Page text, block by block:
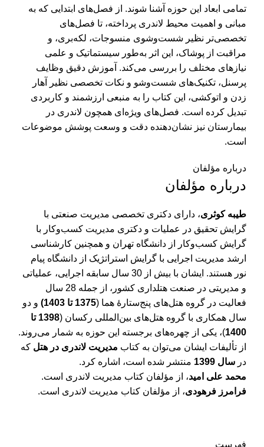
تمامی ابعاد این حوزه آشنا شوند. از فصل‌های ابتدایی که به
مبانی و اهمیت محیط لاندری پرداخته، تا فصل‌های
تخصصی‌تر نظیر شست‌وشوی منسوجات، لکه‌بری، و
مراقبت از پوشاک، این اثر به‌طور سیستماتیک و علمی
نیازهای مختلف را بررسی می‌کند. آموزش دقیق وظایف
پرسنل، تکنیک‌های شست‌وشو و نکات تخصصی نظیر آهار
زدن و اتوکشی، این کتاب را به منبعی ارزشمند و کاربردی
تبدیل کرده است. فصل‌های ویژه‌ای همچون لاندری در
بیمارستان نیز نشان‌دهنده دقت و وسعت پوشش موضوعات
است.
درباره مؤلفان
درباره مؤلفان
طیبه کوثری، دارای دکتری تخصصی مدیریت صنعتی با
گرایش تحقیق در عملیات و دکتری مدیریت کسب‌وکار با
گرایش کسب‌وکار از دانشگاه تهران و همچنین کارشناسی
ارشد مدیریت اجرایی با گرایش استراتژیک از دانشگاه پیام
نور هستند. ایشان با بیش از 30 سال سابقه اجرایی، عملیاتی
و مدیریتی در صنعت هتلداری کشور، از جمله 28 سال
فعالیت در گروه هتل‌های پنج‌ستارۀ هما (1375 تا 1403)
و دو
سال همکاری با گروه هتل‌های بین‌المللی رکسان (
1398 تا
1400)، یکی از چهره‌های برجسته این حوزه به شمار می‌روند.
از تألیفات ایشان می‌توان به کتاب مدیریت لاندری در هتل که
در سال 1399
منتشر شده است، اشاره کرد.
محمد علی امید، از مؤلفان کتاب مدیریت لاندری است.
فرامرز فرهودی، از مؤلفان کتاب مدیریت لاندری است.
فهرست